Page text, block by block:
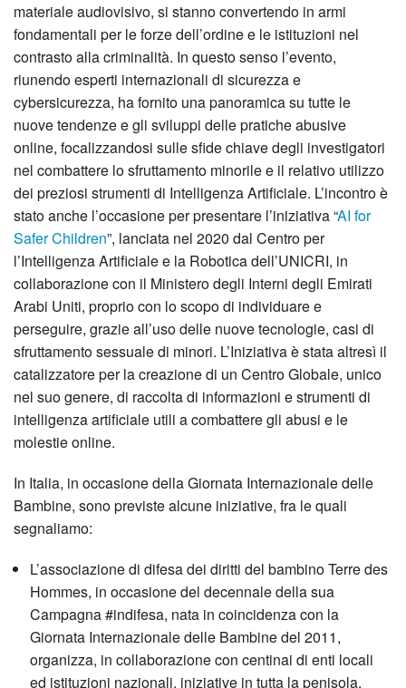
materiale audiovisivo, si stanno convertendo in armi
fondamentali per le forze dell’ordine e le istituzioni nel
contrasto alla criminalità. In questo senso l’evento,
riunendo esperti internazionali di sicurezza e
cybersicurezza, ha fornito una panoramica su tutte le
nuove tendenze e gli sviluppi delle pratiche abusive
online, focalizzandosi sulle sfide chiave degli investigatori
nel combattere lo sfruttamento minorile e il relativo utilizzo
dei preziosi strumenti di Intelligenza Artificiale. L’incontro è
stato anche l’occasione per presentare l’iniziativa “AI for
Safer Children”, lanciata nel 2020 dal Centro per
l’Intelligenza Artificiale e la Robotica dell’UNICRI, in
collaborazione con il Ministero degli Interni degli Emirati
Arabi Uniti, proprio con lo scopo di individuare e
perseguire, grazie all’uso delle nuove tecnologie, casi di
sfruttamento sessuale di minori. L’Iniziativa è stata altresì il
catalizzatore per la creazione di un Centro Globale, unico
nel suo genere, di raccolta di informazioni e strumenti di
intelligenza artificiale utili a combattere gli abusi e le
molestie online.
In Italia, in occasione della Giornata Internazionale delle
Bambine, sono previste alcune iniziative, fra le quali
segnaliamo:
L’associazione di difesa dei diritti del bambino Terre des
Hommes, in occasione del decennale della sua
Campagna #indifesa, nata in coincidenza con la
Giornata Internazionale delle Bambine del 2011,
organizza, in collaborazione con centinai di enti locali
ed istituzioni nazionali, iniziative in tutta la penisola.